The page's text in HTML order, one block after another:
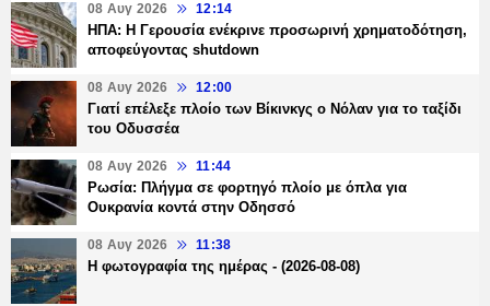
08 Αυγ 2026 12:14
ΗΠΑ: Η Γερουσία ενέκρινε προσωρινή χρηματοδότηση,
αποφεύγοντας shutdown
08 Αυγ 2026 12:00
Γιατί επέλεξε πλοίο των Βίκινκγς ο Νόλαν για το ταξίδι
του Οδυσσέα
08 Αυγ 2026 11:44
Ρωσία: Πλήγμα σε φορτηγό πλοίο με όπλα για
Ουκρανία κοντά στην Οδησσό
08 Αυγ 2026 11:38
Η φωτογραφία της ημέρας - (2026-08-08)